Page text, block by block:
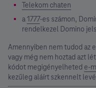
Telekom chaten
a1777-es számon,
rendelkezel Domino
Amennyiben nem tudod az
vagy még nem hoztad azt
kódot megigényelheted e-
kezűleg aláírt szkennelt